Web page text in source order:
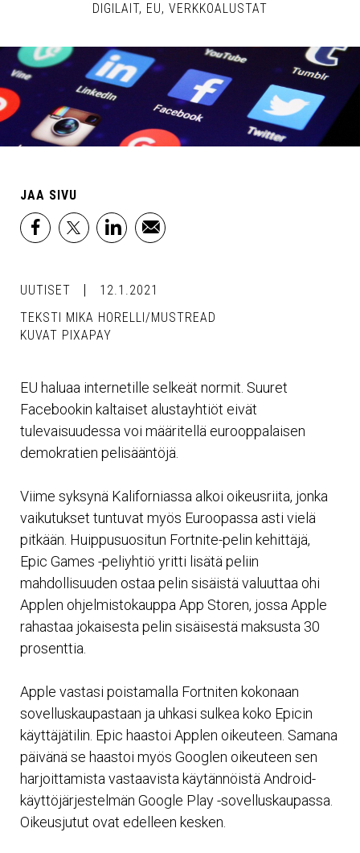
DIGILAIT EU VERKKOALUSTAT
JAA SIVU
facebook
x linkedinemail
UUTISET
12.1.2021
TEKSTI MIKA HORELLI/MUSTREAD
KUVAT PIXAPAY
EU haluaa internetille selkeät normit. Suuret
Facebookin kaltaiset alustayhtiöt eivät
tulevaisuudessa voi määritellä eurooppalaisen
demokratien pelisääntöjä.
Viime syksynä Kaliforniassa alkoi oikeusriita, jonka
vaikutukset tuntuvat myös Euroopassa asti vielä
pitkään. Huippusuositun Fortnite-pelin kehittäjä,
Epic Games -peliyhtiö yritti lisätä peliin
mahdollisuuden ostaa pelin sisäistä valuuttaa ohi
Applen ohjelmistokauppa App Storen, jossa Apple
rahastaa jokaisesta pelin sisäisestä maksusta 30
prosenttia.
Apple vastasi poistamalla Fortniten kokonaan
sovelluskaupastaan ja uhkasi sulkea koko Epicin
käyttäjätilin. Epic haastoi Applen oikeuteen. Samana
päivänä se haastoi myös Googlen oikeuteen sen
harjoittamista vastaavista käytännöistä Android-
käyttöjärjestelmän Google Play -sovelluskaupassa.
Oikeusjutut ovat edelleen kesken.